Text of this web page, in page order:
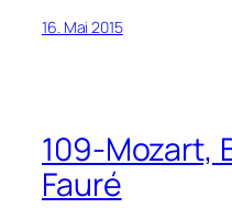
16. Mai 2015
109-Mozart,
Fauré